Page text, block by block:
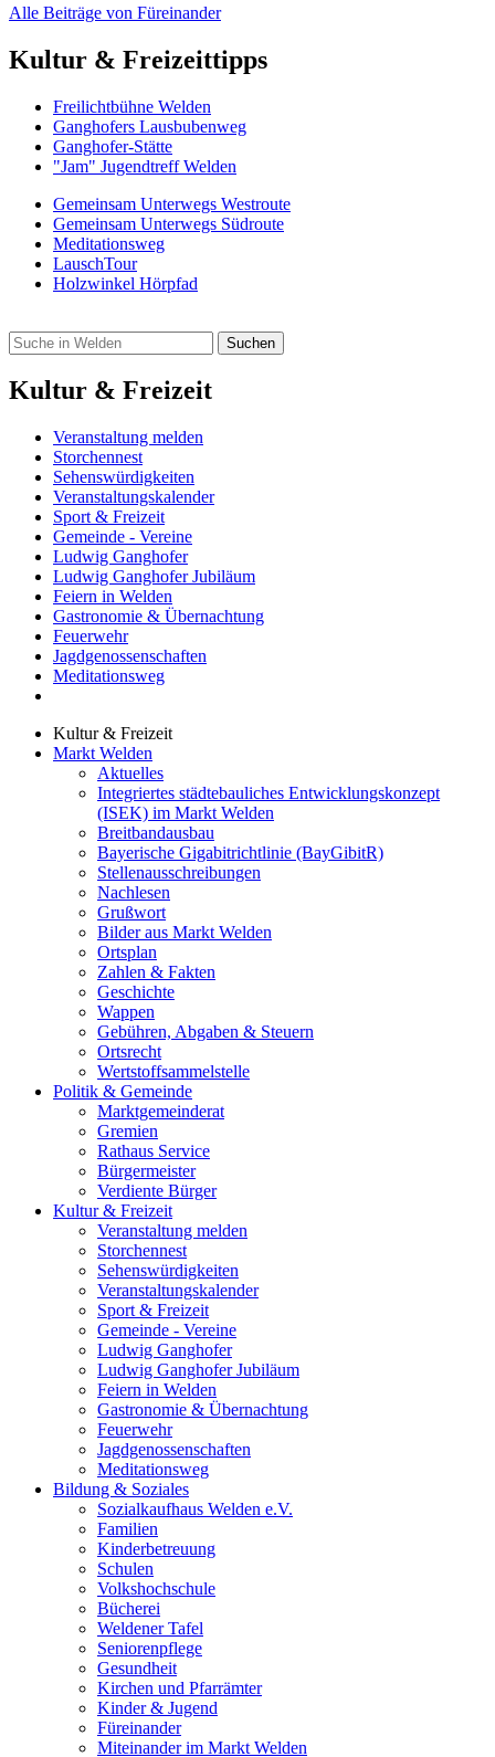
Alle Beiträge von Füreinander
Kultur & Freizeittipps
Freilicht­bühne Welden
Ganghofers Lausbubenweg
Ganghofer-Stätte
"Jam" Jugendtreff Welden
Gemeinsam Unterwegs Westroute
Gemeinsam Unterwegs Südroute
Meditationsweg
LauschTour
Holzwinkel Hörpfad
Kultur & Freizeit
Veranstaltung melden
Storchennest
Sehenswürdigkeiten
Veranstaltungskalender
Sport & Freizeit
Gemeinde - Vereine
Ludwig Ganghofer
Ludwig Ganghofer Jubiläum
Feiern in Welden
Gastronomie & Übernachtung
Feuerwehr
Jagdgenossenschaften
Meditationsweg
Kultur & Freizeit
Markt Welden
Aktuelles
Integriertes städtebauliches Entwicklungskonzept
(ISEK) im Markt Welden
Breitbandausbau
Bayerische Gigabitrichtlinie (BayGibitR)
Stellenausschreibungen
Nachlesen
Grußwort
Bilder aus Markt Welden
Ortsplan
Zahlen & Fakten
Geschichte
Wappen
Gebühren, Abgaben & Steuern
Ortsrecht
Wertstoffsammelstelle
Politik & Gemeinde
Marktgemeinderat
Gremien
Rathaus Service
Bürgermeister
Verdiente Bürger
Kultur & Freizeit
Veranstaltung melden
Storchennest
Sehenswürdigkeiten
Veranstaltungskalender
Sport & Freizeit
Gemeinde - Vereine
Ludwig Ganghofer
Ludwig Ganghofer Jubiläum
Feiern in Welden
Gastronomie & Übernachtung
Feuerwehr
Jagdgenossenschaften
Meditationsweg
Bildung & Soziales
Sozialkaufhaus Welden e.V.
Familien
Kinderbetreuung
Schulen
Volkshochschule
Bücherei
Weldener Tafel
Seniorenpflege
Gesundheit
Kirchen und Pfarrämter
Kinder & Jugend
Füreinander
Miteinander im Markt Welden